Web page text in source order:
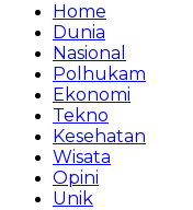
Home
Dunia
Nasional
Polhukam
Ekonomi
Tekno
Kesehatan
Wisata
Opini
Unik